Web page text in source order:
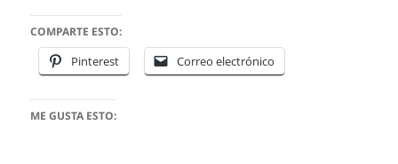
COMPARTE ESTO:
Pinterest Correo electrónico
ME GUSTA ESTO: